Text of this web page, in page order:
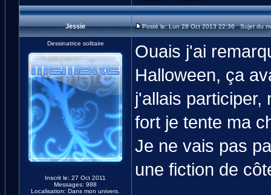
Jessie Posté le: Lun 28 Oct 2013 22:36 Sujet du
Dessinatrice solitaire
Inscrit le: 27 Oct 2011
Messages: 988
Localisation: Dans mon univers.
Ouais j'ai
Halloween, ça
j'allais participer,
fort je tente ma
Je ne vais pas
une fiction de